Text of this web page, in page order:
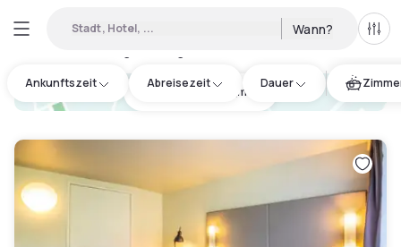
Stadt, Hotel, ... Wann? Alle
Ankunftszeit Abreisezeit Dauer
hotel.cta.view_map